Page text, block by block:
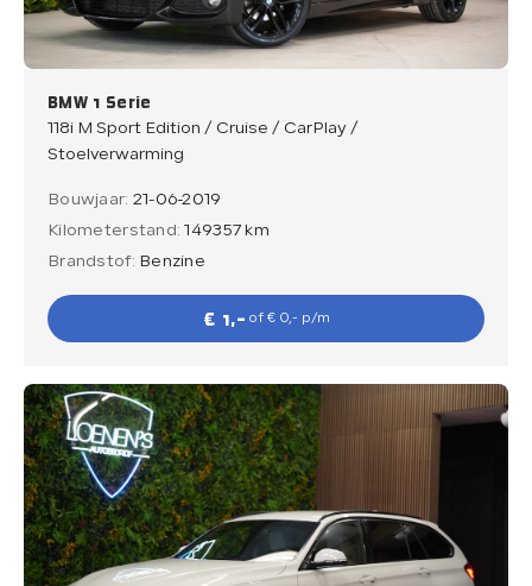
BMW 1 Serie
118i M Sport Edition / Cruise / CarPlay /
Stoelverwarming
Bouwjaar: 21-06-2019
Kilometerstand:149357 km
Brandstof: Benzine
€ 1,- of € 0,- p/m